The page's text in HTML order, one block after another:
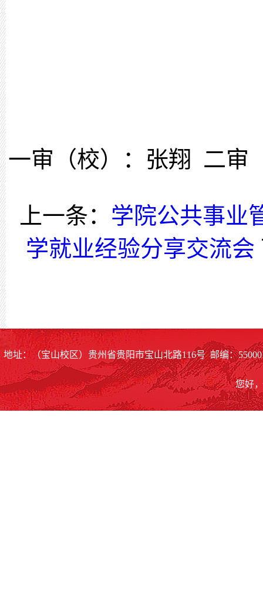
一审 （校） ： 张翔 二审
上一条： 学院公共事业
学就业经验分享交流会
地址：（宝山校区）贵州省贵阳市宝山北路116号 邮编：
您好